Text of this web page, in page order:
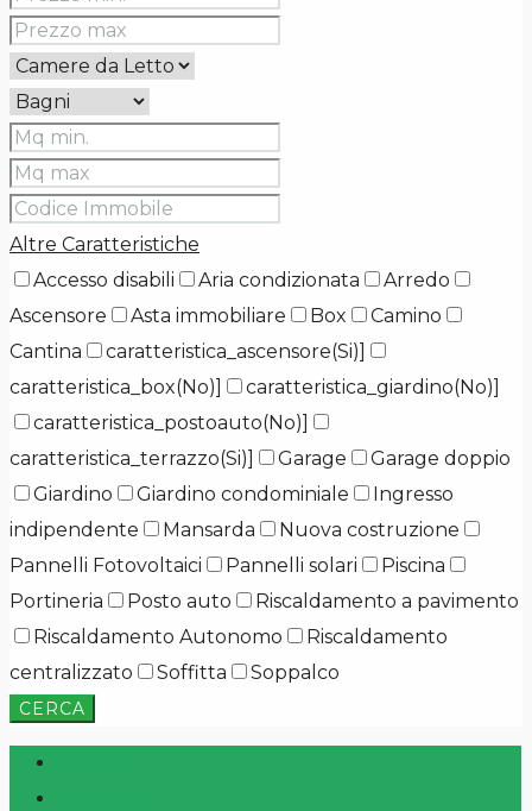
Altre Caratteristiche
Accesso disabili
Aria condizionata
Arredo
Ascensore
Asta immobiliare Box
Camino
Cantina
caratteristica_ascensore(Si)]
caratteristica_box(No)]
caratteristica_giardino(No)]
caratteristica_postoauto(No)]
caratteristica_terrazzo(Si)]
Garage
Garage doppio
Giardino
Giardino condominiale
Ingresso
indipendente
Mansarda
Nuova costruzione
Pannelli Fotovoltaici
Pannelli solari
Piscina
Portineria
Posto auto
Riscaldamento a pavimento
Riscaldamento Autonomo
Riscaldamento
centralizzato
Soffitta Soppalco
CERCA